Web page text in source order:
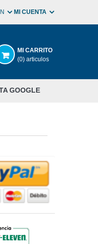
MI CUENTA
MI CARRITO
(0) articulos
GOOGLE